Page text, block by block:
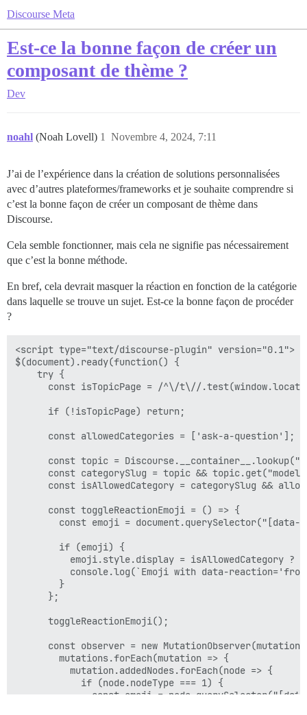
Discourse Meta
Est-ce la bonne façon de créer un
composant de thème ?
Dev
noahl (Noah Lovell) Novembre 4, 2024, 7:11
1
J’ai de l’expérience dans la création de solutions personnalisées
avec d’autres plateformes/frameworks et je souhaite comprendre si
c’est la bonne façon de créer un composant de thème dans
Discourse.
Cela semble fonctionner, mais cela ne signifie pas nécessairement
que c’est la bonne méthode.
En bref, cela devrait masquer la réaction en fonction de la catégorie
dans laquelle se trouve un sujet. Est-ce la bonne façon de procéder
?
<script type="text/discourse-plugin" version="0.1">
$(document).ready(function() {
    try {
const isTopicPage = /^\/t\//
      if (!isTopicPage) return;
      const allowedCategories = ['ask-a-question'];
const topic =
const categorySlug = topic &&
const isAllowedCategory = categorySlug &&
      const toggleReactionEmoji = () => {
const emoji = document.querySelector("[data-
        if (emoji) {
emoji.style.display = isAllowedCategory ?
console.log(`Emoji with data-
        }
      };
      toggleReactionEmoji();
const observer = new
        mutations.forEach(mutation => {
          mutation.addedNodes.forEach(node => {
            if (node.nodeType === 1) {
const emoji =